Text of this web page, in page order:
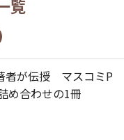
覧
者が伝授 マスコミP
め合わせの1冊